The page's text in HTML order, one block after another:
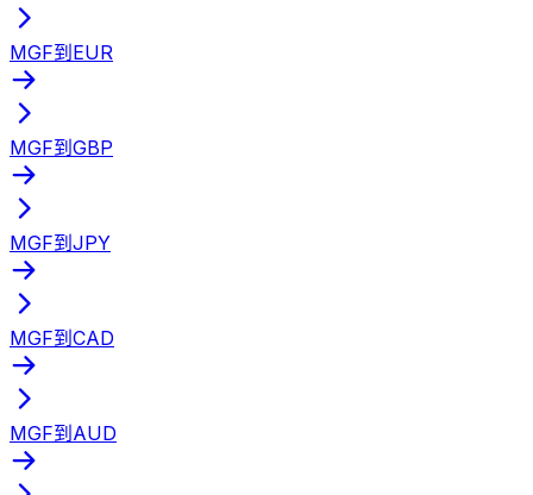
MGF到EUR
MGF到GBP
MGF到JPY
MGF到CAD
MGF到AUD